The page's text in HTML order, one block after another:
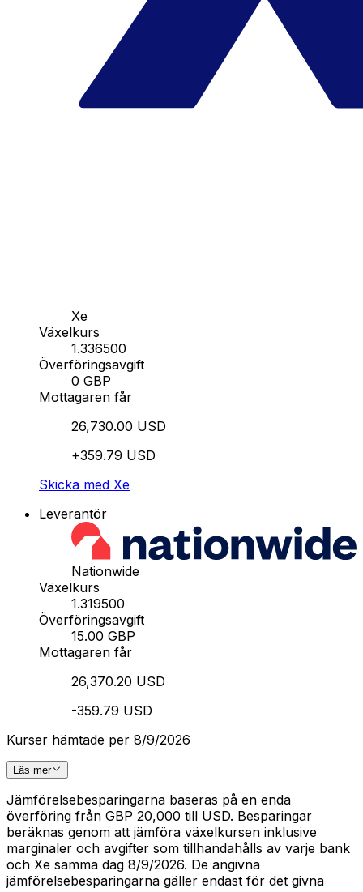
Xe
Växelkurs
1.336500
Överföringsavgift
0 GBP
Mottagaren får
26,730.00 USD
+359.79 USD
Skicka med Xe
Leverantör
Nationwide
Växelkurs
1.319500
Överföringsavgift
15.00 GBP
Mottagaren får
26,370.20 USD
-359.79 USD
Kurser hämtade per 8/9/2026
Läs mer
Jämförelsebesparingarna baseras på en enda
överföring från GBP 20,000 till USD. Besparingar
beräknas genom att jämföra växelkursen inklusive
marginaler och avgifter som tillhandahålls av varje bank
och Xe samma dag 8/9/2026. De angivna
jämförelsebesparingarna gäller endast för det givna